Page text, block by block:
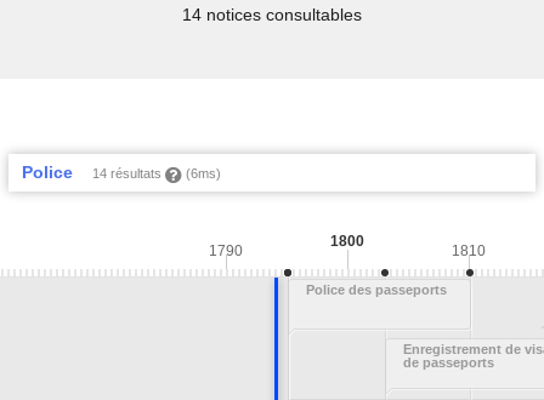
14 notices consultables
Police 14 résultats (6ms)
Police des passeports
Enregistrement de
de passeports
1800
1790 1810